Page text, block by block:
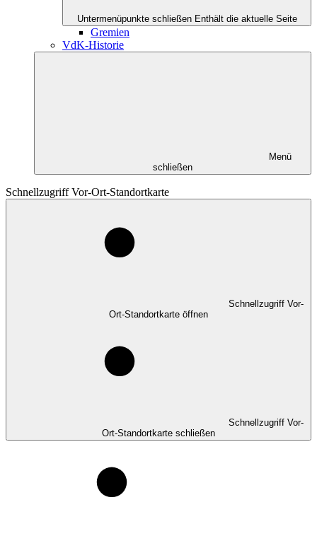
Untermenüpunkte schließen Enthält die aktuelle Seite
Gremien
VdK-Historie
Menü
schließen
Schnellzugriff Vor-Ort-Standortkarte
Schnellzugriff Vor-
Ort-Standortkarte öffnen
Schnellzugriff Vor-
Ort-Standortkarte schließen